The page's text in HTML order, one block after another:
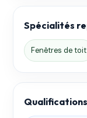
Spécialités
Fenêtres de toit